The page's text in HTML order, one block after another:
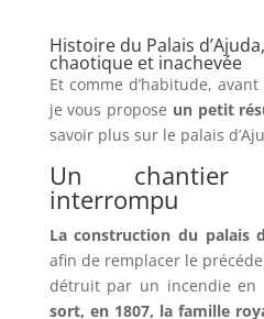
Histoire du Palais
chaotique et inachevée
Et comme d’habitude,
je vous propose un petit
savoir plus sur le palais
Un chantier
interrompu
La construction du palais
afin de remplacer le
détruit par un incendie en
sort, en 1807, la famille